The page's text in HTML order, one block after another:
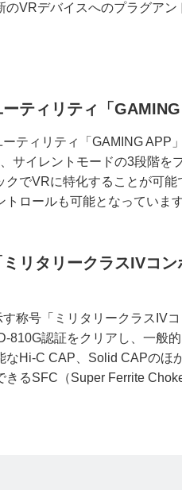
のVRデバイスへのプラグア
ティリティ「GAMING
ティリティ「GAMING APP
サイレントモードの3段階を
でVRに特化することが可能
ロールも可能となっています
リタリークラスIVコ
称号「ミリタリークラスIV
810G認証をクリアし、一般
なHi-C CAP、Solid CAPのほ
きるSFC（Super Ferrite